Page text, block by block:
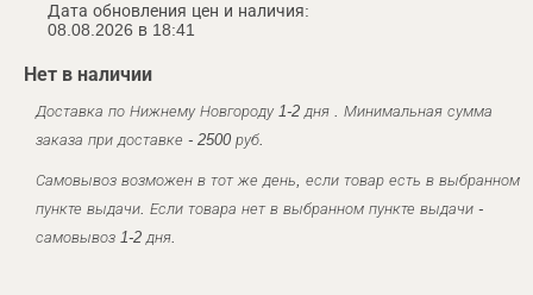
Дата обновления цен и наличия:
08.08.2026 в 18:41
Нет в наличии
Доставка по Нижнему Новгороду 1-2 дня . Минимальная сумма
заказа при доставке - 2500 руб.
Самовывоз возможен в тот же день, если товар есть в выбранном
пункте выдачи. Если товара нет в выбранном пункте выдачи -
самовывоз 1-2 дня.